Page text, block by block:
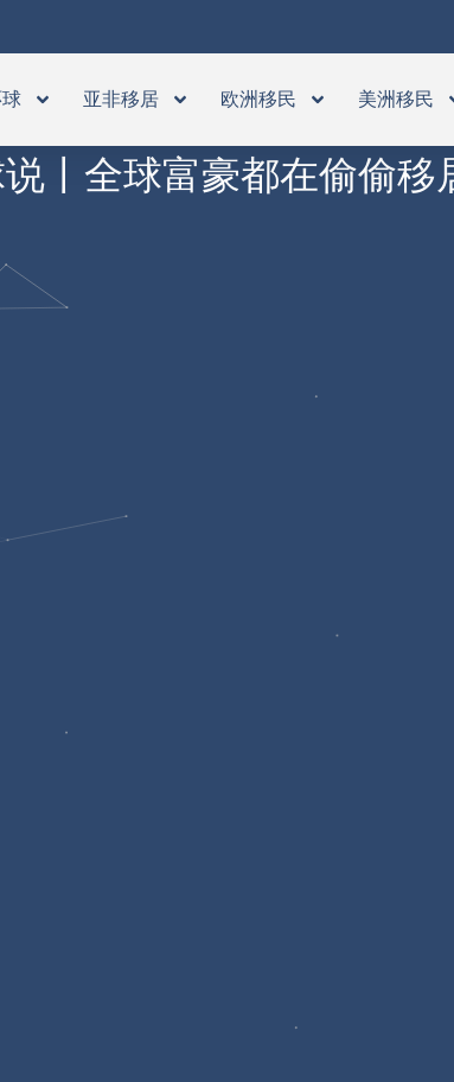
亚非移居 欧洲移民 美洲移民
丨全球富豪都在偷偷